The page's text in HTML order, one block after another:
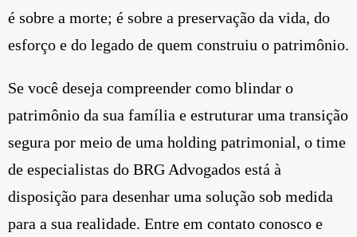
é sobre a morte; é sobre a preservação da vida, do
esforço e do legado de quem construiu o patrimônio.
Se você deseja compreender como blindar o
patrimônio da sua família e estruturar uma transição
segura por meio de uma holding patrimonial, o time
de especialistas do BRG Advogados está à
disposição para desenhar uma solução sob medida
para a sua realidade. Entre em contato conosco e